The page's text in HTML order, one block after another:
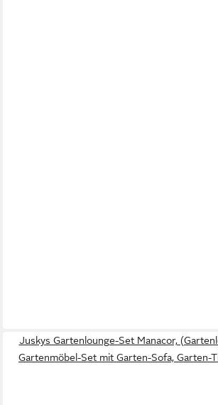
Juskys Gartenlounge-Set Manacor,
Gartenmöbel-Set mit Garten-Sofa, Garten-